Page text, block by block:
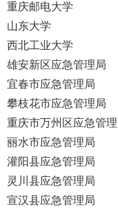
重庆邮电大学
山东大学
西北工业大学
雄安新区应急管理局
宜春市应急管理局
攀枝花市应急管理局
重庆市万州区应急管
丽水市应急管理局
灌阳县应急管理局
灵川县应急管理局
宣汉县应急管理局